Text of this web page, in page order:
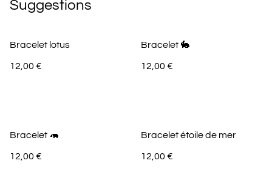
Suggestions
Bracelet lotus
12,00 €
Bracelet 🐇
12,00 €
Bracelet 🦛
12,00 €
Bracelet étoile de mer
12,00 €